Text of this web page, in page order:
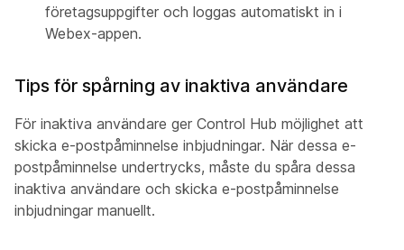
företagsuppgifter och loggas automatiskt in i
Webex-appen.
Tips för spårning av inaktiva användare
För inaktiva användare ger Control Hub möjlighet att
skicka e-postpåminnelse inbjudningar. När dessa e-
postpåminnelse undertrycks, måste du spåra dessa
inaktiva användare och skicka e-postpåminnelse
inbjudningar manuellt.